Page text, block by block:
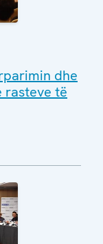
dhe
rasteve të